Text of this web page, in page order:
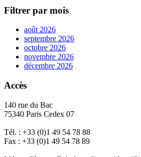
Filtrer par mois
août 2026
septembre 2026
octobre 2026
novembre 2026
décembre 2026
Accès
140 rue du Bac
75340 Paris Cedex 07
Tél. : +33 (0)1 49 54 78 88
Fax : +33 (0)1 49 54 78 89